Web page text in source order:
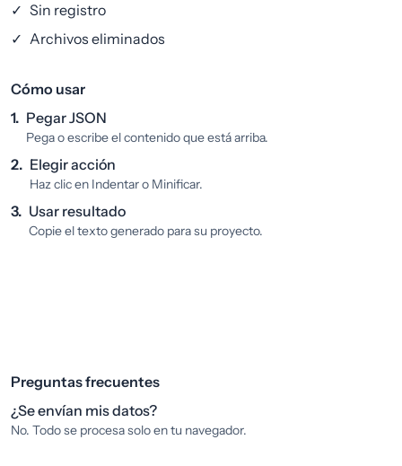
✓ Sin registro
✓ Archivos eliminados
Cómo usar
1. Pegar JSON
Pega o escribe el contenido que está arriba.
2. Elegir acción
Haz clic en Indentar o Minificar.
3. Usar resultado
Copie el texto generado para su proyecto.
Preguntas frecuentes
¿Se envían mis datos?
No. Todo se procesa solo en tu navegador.